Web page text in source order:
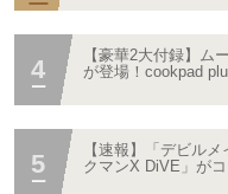
【豪華2大付録】ム
が登場！cookpad
【速報】「デビル
クマンX DiVE」が